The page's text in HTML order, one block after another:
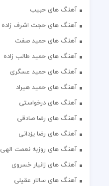
آهنگ های حبیب
آهنگ های حجت اشرف زاده
آهنگ های حمید صفت
آهنگ های حمید طالب زاده
آهنگ های حمید عسگری
آهنگ های حمید هیراد
آهنگ های درخواستی
آهنگ های رضا صادقی
آهنگ های رضا یزدانی
آهنگ های روزبه نعمت الهی
آهنگ های زانیار خسروی
آهنگ های سالار عقیلی